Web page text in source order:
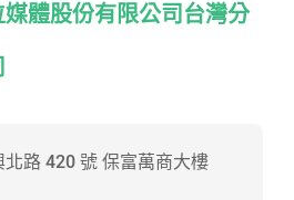
體股份有限公司台灣分
路 420 號 保富萬商大樓